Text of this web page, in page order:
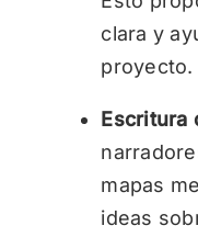
clara y
proyecto.
Escritura
mapas
ideas